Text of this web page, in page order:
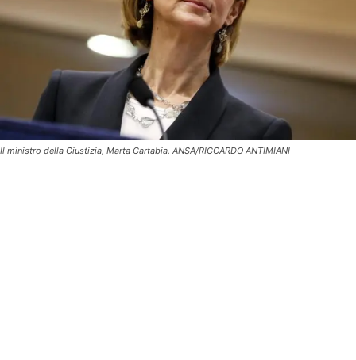
Il ministro della Giustizia, Marta Cartabia. ANSA/RICCARDO ANTIMIANI